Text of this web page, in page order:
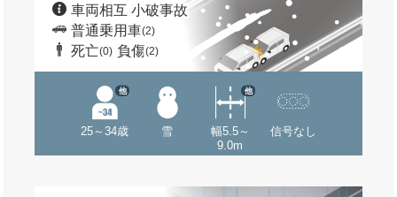
車両相互 小破事故
普通乗用車(2)
死亡(0) 負傷(2)
25～34歳
他
雪
幅5.5～
9.0m
他
信号なし